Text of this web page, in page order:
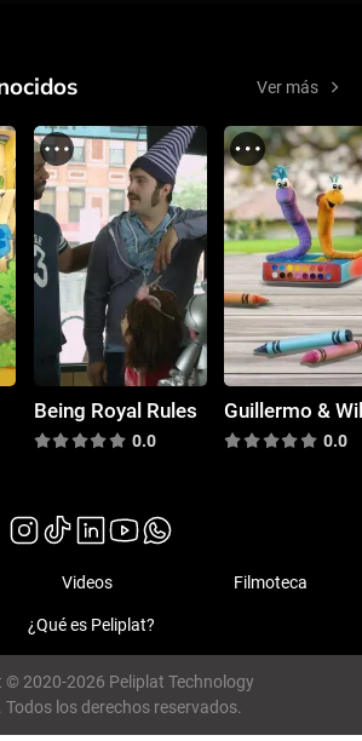
Ver más
Being Royal Rules
0.0
Guillermo &
0.0
Videos Filmoteca
¿Qué es Peliplat?
© 2020-2026 Peliplat Technology
Todos los derechos reservados.